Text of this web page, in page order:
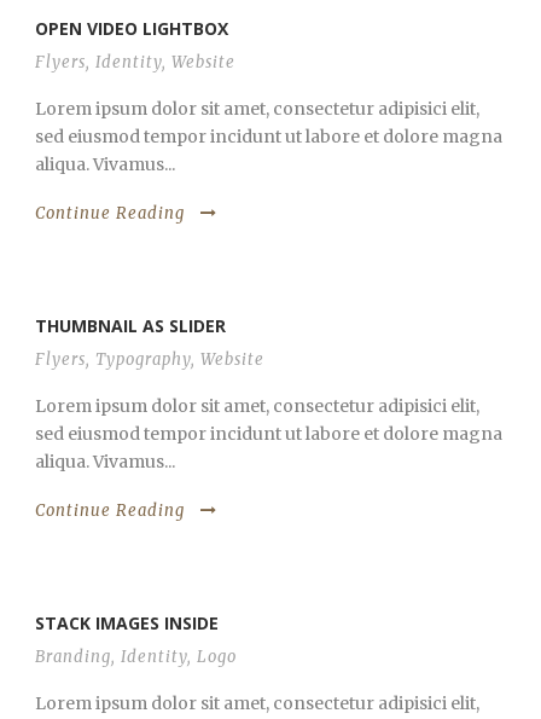
OPEN VIDEO LIGHTBOX
Flyers, Identity, Website
Lorem ipsum dolor sit amet, consectetur adipisici elit,
sed eiusmod tempor incidunt ut labore et dolore magna
aliqua. Vivamus...
Continue Reading
THUMBNAIL AS SLIDER
Flyers, Typography, Website
Lorem ipsum dolor sit amet, consectetur adipisici elit,
sed eiusmod tempor incidunt ut labore et dolore magna
aliqua. Vivamus...
Continue Reading
STACK IMAGES INSIDE
Branding, Identity, Logo
Lorem ipsum dolor sit amet, consectetur adipisici elit,